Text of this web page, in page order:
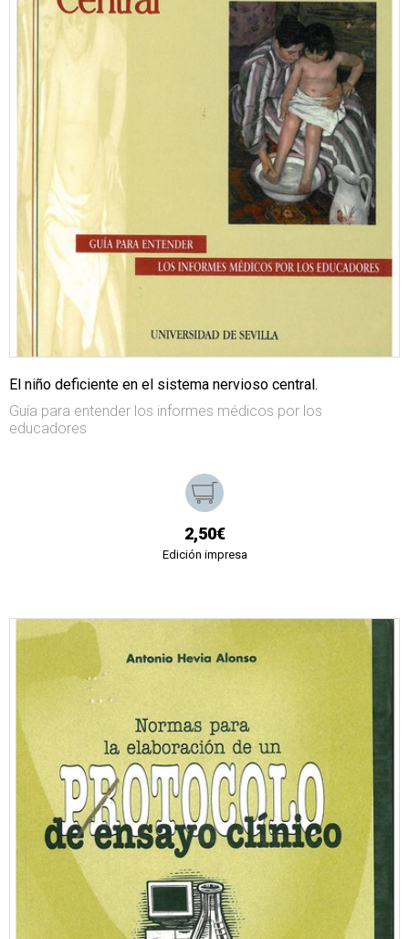
El niño deficiente en el sistema nervioso central.
Guía para entender los informes médicos por los
educadores
2,50€
Edición impresa